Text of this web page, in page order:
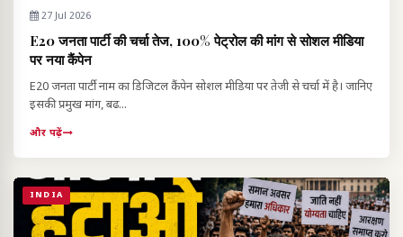
27 Jul 2026
E20 जनता पार्टी की चर्चा तेज, 100% पेट्रोल की मांग से सोशल मीडिया
पर नया कैंपेन
E20 जनता पार्टी नाम का डिजिटल कैंपेन सोशल मीडिया पर तेजी से चर्चा में है। जानिए
इसकी प्रमुख मांग, बढ...
और पढ़ें
INDIA